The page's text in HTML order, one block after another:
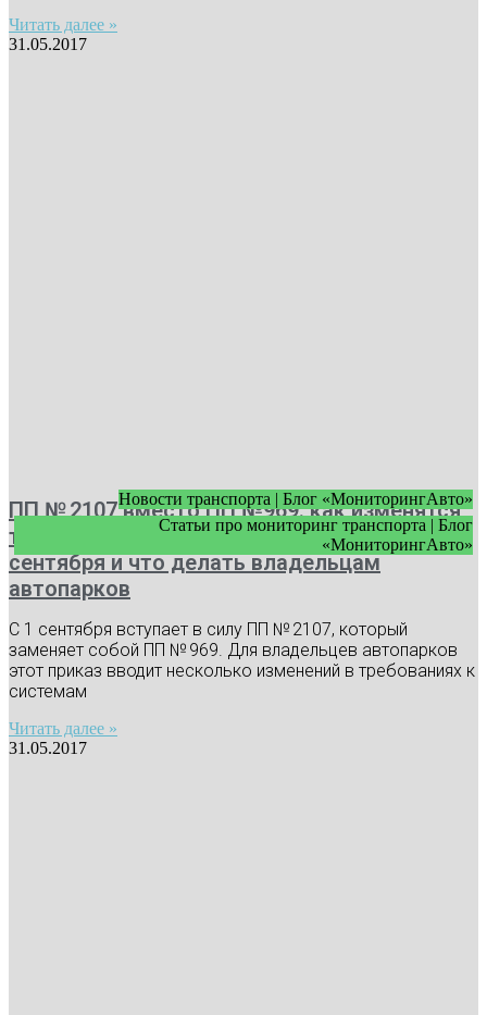
Читать далее »
31.05.2017
Новости транспорта | Блог «МониторингАвто»
Статьи про мониторинг транспорта | Блог
«МониторингАвто»
ПП № 2107 вместо ПП №969: как изменятся
требования к видеонаблюдению с 1
сентября и что делать владельцам
автопарков
С 1 сентября вступает в силу ПП № 2107, который
заменяет собой ПП № 969. Для владельцев автопарков
этот приказ вводит несколько изменений в требованиях к
системам
Читать далее »
31.05.2017